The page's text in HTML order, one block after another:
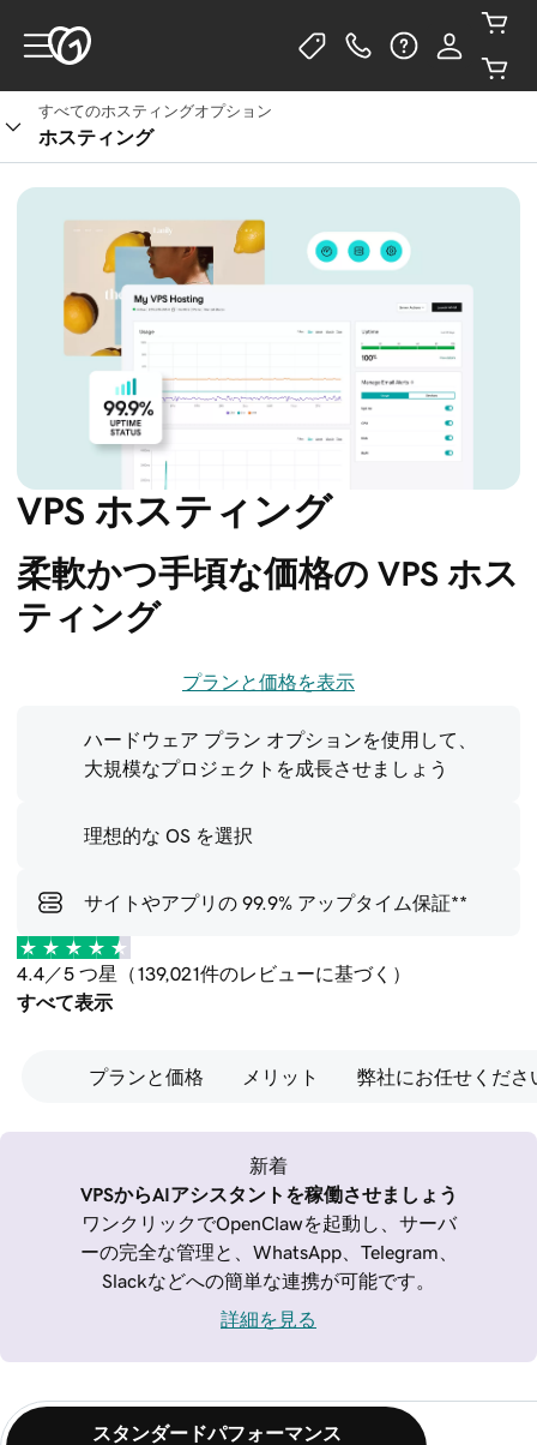
すべてのホスティングオプション
ホスティング
VPS ホスティング
柔軟かつ手頃な価格の VPS ホス
ティング
ハードウェア プラン オプションを使用して、
大規模なプロジェクトを成長させましょう
理想的な OS を選択
サイトやアプリの 99.9% アップタイム保証**
プランと価格を表示
4.4／5 つ星（139,021件のレビューに基づく）
すべて表示
プランと価格 メリット 弊社にお任せくださ
新着
VPSからAIアシスタントを稼働させましょう
ワンクリックでOpenClawを起動し、サーバ
ーの完全な管理と、WhatsApp、Telegram、
Slackなどへの簡単な連携が可能です。
詳細を見る
スタンダードパフォーマンス